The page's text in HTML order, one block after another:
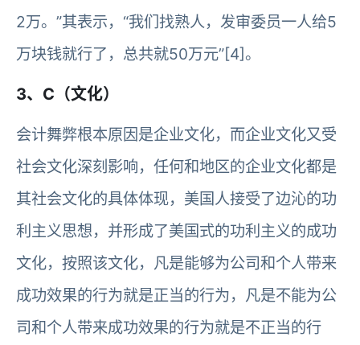
2万。”其表示，“我们找熟人，发审委员一人给5
万块钱就行了，总共就50万元”[4]。
3、C（文化）
会计舞弊根本原因是企业文化，而企业文化又受
社会文化深刻影响，任何和地区的企业文化都是
其社会文化的具体体现，美国人接受了边沁的功
利主义思想，并形成了美国式的功利主义的成功
文化，按照该文化，凡是能够为公司和个人带来
成功效果的行为就是正当的行为，凡是不能为公
司和个人带来成功效果的行为就是不正当的行